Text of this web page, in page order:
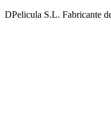
DPelicula S.L. Fabricante